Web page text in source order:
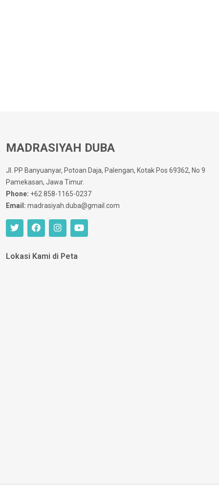
MADRASIYAH DUBA
Jl. PP Banyuanyar, Potoan Daja, Palengan, Kotak Pos 69362, No 9
Pamekasan, Jawa Timur.
Phone: +62 858-1165-0237
Email: madrasiyah.duba@gmail.com
Lokasi Kami di Peta